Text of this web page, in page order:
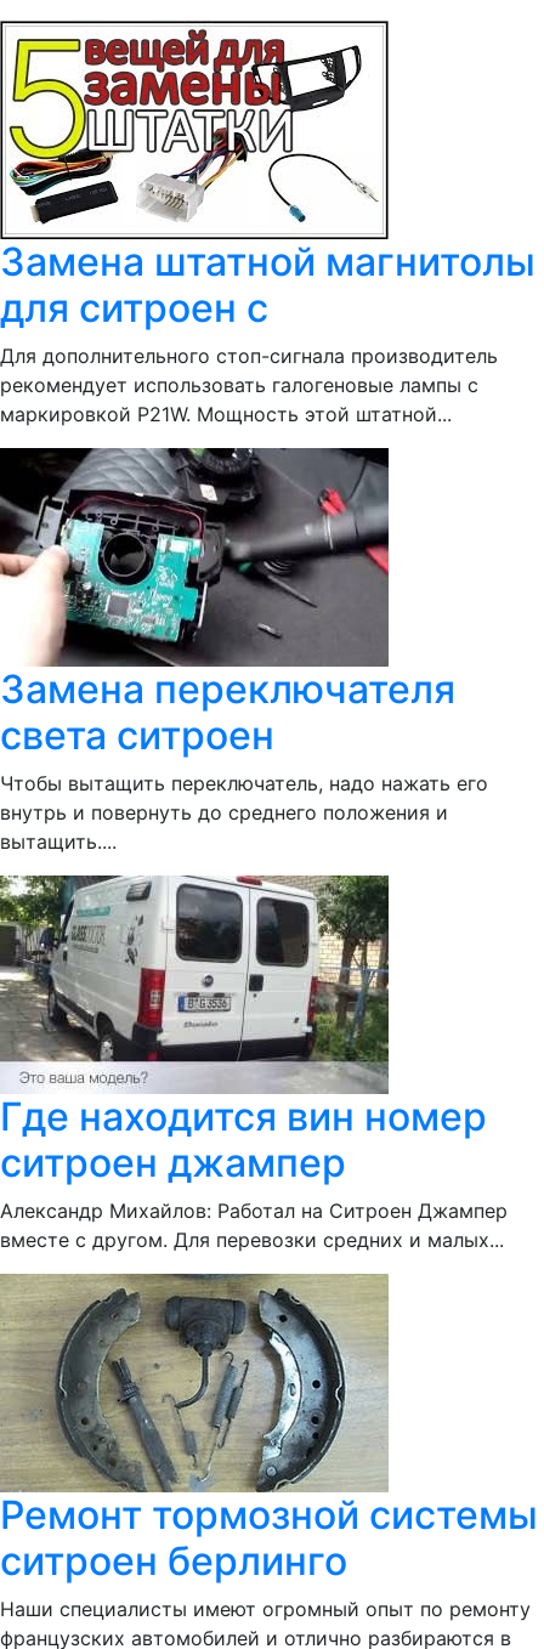
Замена штатной магнитолы
для ситроен с
Для дополнительного стоп-сигнала производитель
рекомендует использовать галогеновые лампы с
маркировкой P21W. Мощность этой штатной...
Замена переключателя
света ситроен
Чтобы вытащить переключатель, надо нажать его
внутрь и повернуть до среднего положения и
вытащить....
Где находится вин номер
ситроен джампер
Александр Михайлов: Работал на Ситроен Джампер
вместе с другом. Для перевозки средних и малых...
Ремонт тормозной системы
ситроен берлинго
Наши специалисты имеют огромный опыт по ремонту
французских автомобилей и отлично разбираются в